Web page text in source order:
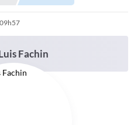
Fachin